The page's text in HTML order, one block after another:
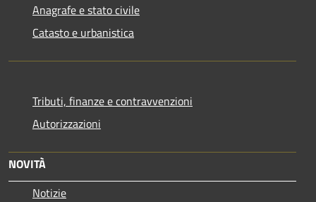
Anagrafe e stato civile
Catasto e urbanistica
Tributi, finanze e contravvenzioni
Autorizzazioni
NOVITÀ
Notizie